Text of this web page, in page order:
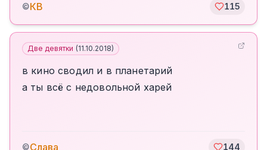
©КВ 115
Две девятки (11.10.2018)
в кино сводил и в планетарий
а ты всё с недовольной харей
©Слава 144